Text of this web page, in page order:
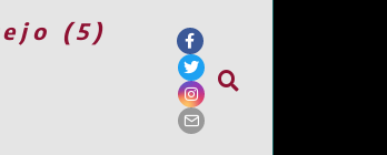
(5)